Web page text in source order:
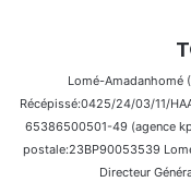
Lomé-Amadanhomé
Récépissé:0425/24/03/11/
65386500501-49 (agence
postale:23BP90053539
Directeur